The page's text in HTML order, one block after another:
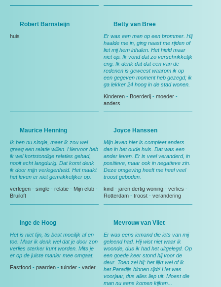
Robert Barnsteijn
huis
Betty van Bree
Er was een man op een brommer. Hij
haalde me in, ging naast me rijden of
liet mij hem inhalen. Het hield maar
niet op. Ik vond dat zo verschrikkelijk
eng. Ik denk dat dat een van de
redenen is geweest waarom ik op
een gegeven moment heb gezegd; ik
ga lekker 24 hoog in de stad wonen.
Kinderen - Boerderij - moeder -
anders
Maurice Henning
Ik ben nu single, maar ik zou wel
graag een relatie willen. Hiervoor heb
ik wel kortstondige relaties gehad,
nooit echt langdurig. Dat komt denk
ik door mijn verlegenheid. Het maakt
het leven er niet gemakkelijker op.
verlegen - single - relatie - Mijn club -
Bruiloft
Joyce Hanssen
Mijn leven hier is compleet anders
dan in het oude huis. Dat was een
ander leven. Er is veel veranderd, in
positieve, maar ook in negatieve zin.
Deze omgeving heeft me heel veel
troost geboden.
kind - jaren dertig woning - verlies -
Rotterdam - troost - verandering
Inge de Hoog
Het is niet fijn, tis best moeilijk af en
toe. Maar ik denk wel dat je door zon
verlies sterker kunt worden. Mits je
er op de juiste manier mee omgaat.
Fastfood - paarden - tuinder - vader
Mevrouw van Vliet
Er was eens iemand die iets van mij
geleend had. Hij wist niet waar ik
woonde, dus ik had het uitgelegd. Op
een goede keer stond hij voor de
deur. Toen zei hij: het lijkt wel of ik
het Paradijs binnen rijdt! Het was
voorjaar, dus alles liep uit. Moest die
man nu eens komen kijken...